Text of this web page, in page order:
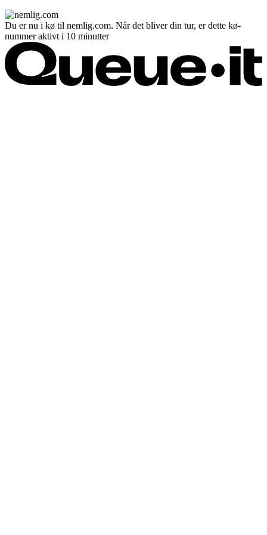
Du er nu i kø til nemlig.com. Når det bliver din tur, er dette kø-
nummer aktivt i 10 minutter